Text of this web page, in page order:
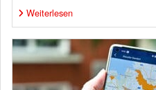
Weiterlesen